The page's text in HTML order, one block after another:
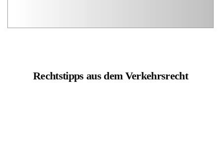
Rechtstipps aus dem Verkehrsrecht